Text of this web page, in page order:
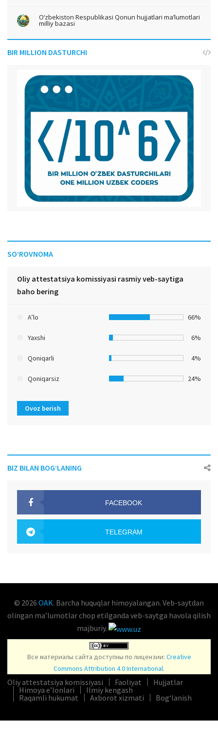
O‘zbekiston Respublikasi Qonun hujjatlari ma’lumotlari
milliy bazasi
BIR MILLION DASTURCHI
SO‘ROVNOMA
Oliy attestatsiya komissiyasi rasmiy veb-saytiga
baho bering
A’lo 66%
Yaxshi 6%
Qoniqarli 4%
Qoniqarsiz 24%
Ovoz berish
BIZ BILAN BOG‘LANING
FACEBOOK
TELEGRAM
© 2026 OAK. Barcha huquqlar himoyalangan. Veb-saytdan
olingan maʼlumotlar chop etilganda veb-saytga havola qilish
majburiy.
Все материалы сайта доступны по лицензии: Creative
Commons Attribution 4.0 International.
Oliy attestatsiya komissiyasi Faoliyat
Hujjatlar
Himoya e’lonlari
Ilmiy kengash
Raqamli hukumat
Axborot xizmati Bog‘lanish